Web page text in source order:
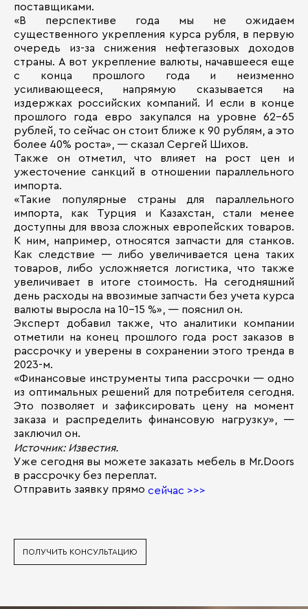
поставщиками.
«В перспективе года мы не ожидаем
существенного укрепления курса рубля, в первую
очередь из-за снижения нефтегазовых доходов
страны. А вот укрепление валюты, начавшееся еще
с конца прошлого года и неизменно
усиливающееся, напрямую сказывается на
издержках российских компаний. И если в конце
прошлого года евро закупался на уровне 62–65
рублей, то сейчас он стоит ближе к 90 рублям, а это
более 40% роста», — сказал Сергей Шихов.
Также он отметил, что влияет на рост цен и
ужесточение санкций в отношении параллельного
импорта.
«Такие популярные страны для параллельного
импорта, как Турция и Казахстан, стали менее
доступны для ввоза сложных европейских товаров.
К ним, например, относятся запчасти для станков.
Как следствие — либо увеличивается цена таких
товаров, либо усложняется логистика, что также
увеличивает в итоге стоимость. На сегодняшний
день расходы на ввозимые запчасти без учета курса
валюты выросла на 10–15 %», — пояснил он.
Эксперт добавил также, что аналитики компании
отметили на конец прошлого года рост заказов в
рассрочку и уверены в сохранении этого тренда в
2023-м.
«Финансовые инструменты типа рассрочки — одно
из оптимальных решений для потребителя сегодня.
Это позволяет и зафиксировать цену на момент
заказа и распределить финансовую нагрузку», —
заключил он.
Источник: Известия.
Уже сегодня вы можете заказать мебель в Mr.Doors
в рассрочку без переплат.
Отправить заявку прямо сейчас >>>
ПОЛУЧИТЬ КОНСУЛЬТАЦИЮ